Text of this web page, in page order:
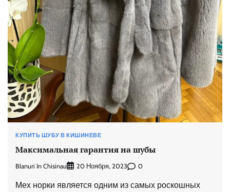
КУПИТЬ ШУБУ В КИШИНЕВЕ
Максимальная гарантия на шубы
Blanuri In Chisinau 20 Ноября, 2023 0
Мех норки является одним из самых роскошных